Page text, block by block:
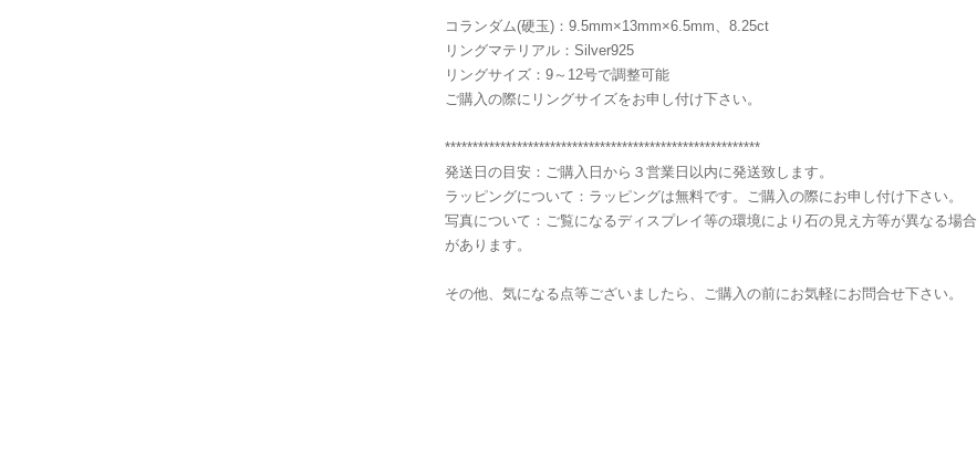
コランダム(硬玉)：9.5mm×13mm×6.5mm、8.25ct
リングマテリアル：Silver925
リングサイズ：9～12号で調整可能
ご購入の際にリングサイズをお申し付け下さい。
*********************************************************
発送日の目安：ご購入日から３営業日以内に発送致します。
ラッピングについて：ラッピングは無料です。ご購入の際にお申し付け下さい。
写真について：ご覧になるディスプレイ等の環境により石の見え方等が異なる場合
があります。
その他、気になる点等ございましたら、ご購入の前にお気軽にお問合せ下さい。